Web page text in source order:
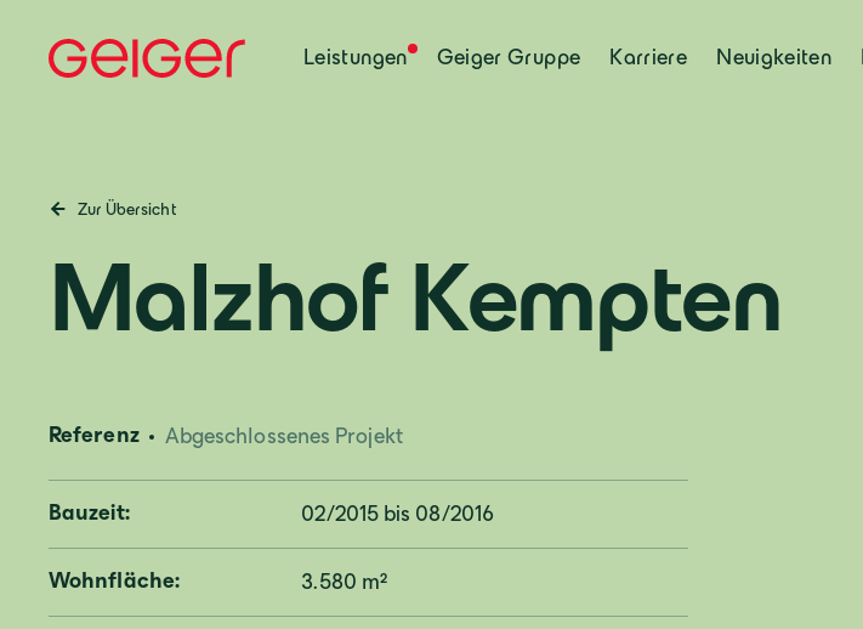
Leistungen Geiger Gruppe Karriere Neuigkeiten
Zur Übersicht
Malzhof Kempten
Referenz Abgeschlossenes Projekt
Bauzeit: 02/2015 bis 08/2016
Wohnfläche: 3.580 m²